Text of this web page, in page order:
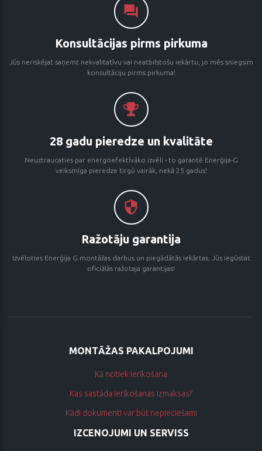
Konsultācijas pirms pirkuma
Jūs neriskējat saņemt nekvalitatīvu vai neatbilstošu iekārtu, jo mēs sniegsim
konsultāciju pirms pirkuma!
28 gadu pieredze un kvalitāte
Neuztraucaties par energoefektīvāko izvēli - to garantē Enerģija-G
veiksmīga pieredze tirgū vairāk, nekā 25 gadus!
Ražotāju garantija
Izvēloties Enerģija G montāžas darbus un piegādātās iekārtas, Jūs iegūstat
oficiālās ražotaja garantijas!
MONTĀŽAS PAKALPOJUMI
Kā notiek ierīkošana
Kas sastāda ierīkošanas izmaksas?
Kādi dokumenti var būt nepieciešami
IZCENOJUMI UN SERVISS